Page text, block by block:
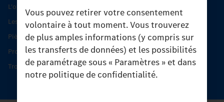
Vous pouvez retirer votre consentement
volontaire à tout moment. Vous trouverez
de plus amples informations (y compris sur
les transferts de données) et les possibilités
de paramétrage sous « Paramètres » et dans
notre politique de confidentialité.
L'offre de services Unimog
Les produits phares
Pièces d’origine
Protection et maintien de la valeur
Trouver un partenaire